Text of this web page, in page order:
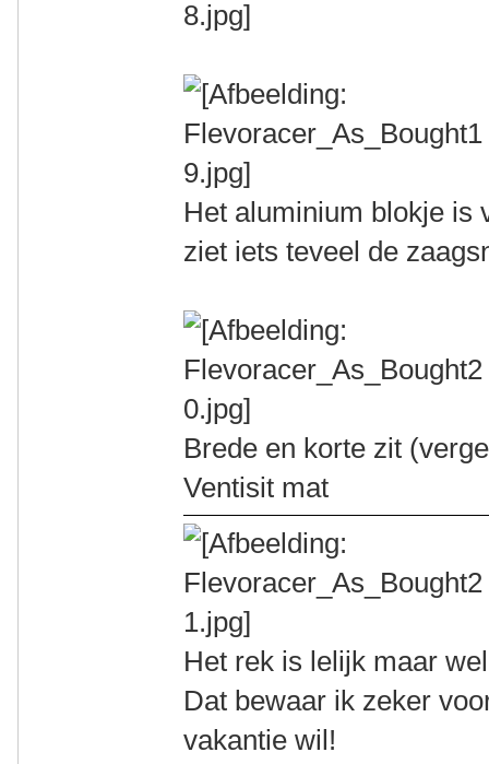
Het aluminium blokje is
ziet iets teveel de
Brede en korte zit
Ventisit mat
Het rek is lelijk maar
Dat bewaar ik zeker
vakantie wil!